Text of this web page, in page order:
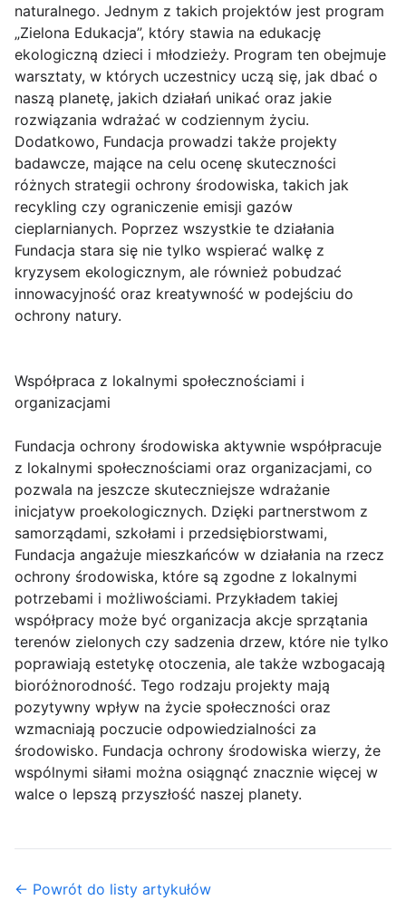
naturalnego. Jednym z takich projektów jest program
„Zielona Edukacja”, który stawia na edukację
ekologiczną dzieci i młodzieży. Program ten obejmuje
warsztaty, w których uczestnicy uczą się, jak dbać o
naszą planetę, jakich działań unikać oraz jakie
rozwiązania wdrażać w codziennym życiu.
Dodatkowo, Fundacja prowadzi także projekty
badawcze, mające na celu ocenę skuteczności
różnych strategii ochrony środowiska, takich jak
recykling czy ograniczenie emisji gazów
cieplarnianych. Poprzez wszystkie te działania
Fundacja stara się nie tylko wspierać walkę z
kryzysem ekologicznym, ale również pobudzać
innowacyjność oraz kreatywność w podejściu do
ochrony natury.
Współpraca z lokalnymi społecznościami i
organizacjami
Fundacja ochrony środowiska aktywnie współpracuje
z lokalnymi społecznościami oraz organizacjami, co
pozwala na jeszcze skuteczniejsze wdrażanie
inicjatyw proekologicznych. Dzięki partnerstwom z
samorządami, szkołami i przedsiębiorstwami,
Fundacja angażuje mieszkańców w działania na rzecz
ochrony środowiska, które są zgodne z lokalnymi
potrzebami i możliwościami. Przykładem takiej
współpracy może być organizacja akcje sprzątania
terenów zielonych czy sadzenia drzew, które nie tylko
poprawiają estetykę otoczenia, ale także wzbogacają
bioróżnorodność. Tego rodzaju projekty mają
pozytywny wpływ na życie społeczności oraz
wzmacniają poczucie odpowiedzialności za
środowisko. Fundacja ochrony środowiska wierzy, że
wspólnymi siłami można osiągnąć znacznie więcej w
walce o lepszą przyszłość naszej planety.
← Powrót do listy artykułów